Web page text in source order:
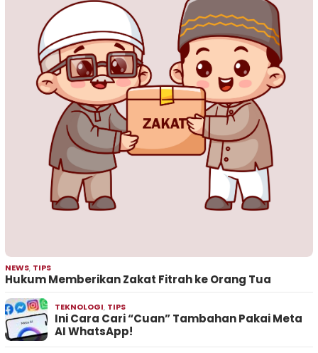
NEWS, TIPS
Hukum Memberikan Zakat Fitrah ke Orang Tua
TEKNOLOGI, TIPS
Ini Cara Cari “Cuan” Tambahan Pakai Meta
AI WhatsApp!